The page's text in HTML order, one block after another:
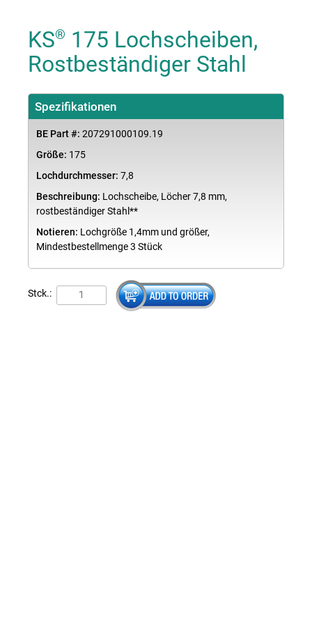
KS® 175 Lochscheiben,
Rostbeständiger Stahl
Spezifikationen
BE Part #: 207291000109.19
Größe: 175
Lochdurchmesser: 7,8
Beschreibung: Lochscheibe, Löcher 7,8 mm,
rostbeständiger Stahl**
Notieren: Lochgröße 1,4mm und größer,
Mindestbestellmenge 3 Stück
Stck.: